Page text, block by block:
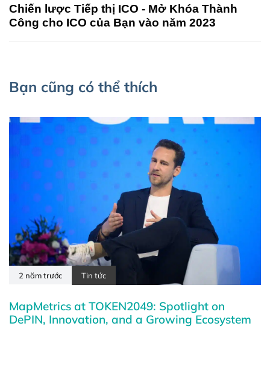
Chiến lược Tiếp thị ICO - Mở Khóa Thành
Công cho ICO của Bạn vào năm 2023
Bạn cũng có thể thích
2 năm trước Tin tức
MapMetrics at TOKEN2049: Spotlight on
DePIN, Innovation, and a Growing Ecosystem